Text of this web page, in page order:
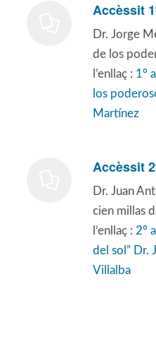
Accèssit
Dr. Jorge
de los
l’enllaç : 1º
los
Martínez
Accèssit
Dr. Juan
cien millas
l’enllaç : 2º
del sol” Dr.
Villalba